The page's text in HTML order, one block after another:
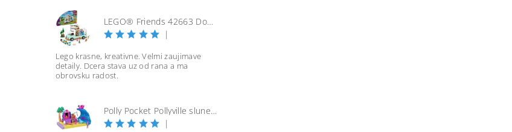
LEGO® Friends 42663 Dobrodružství s karavanem přátelství
|
Lego krasne, kreativne. Velmi zaujimave
detaily. Dcera stava uz od rana a ma
obrovsku radost.
Polly Pocket Pollyville slunečná pláž
|